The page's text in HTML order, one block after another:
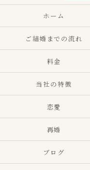
ホーム
ご結婚までの流れ
料金
当社の特徴
恋愛
再婚
ブログ